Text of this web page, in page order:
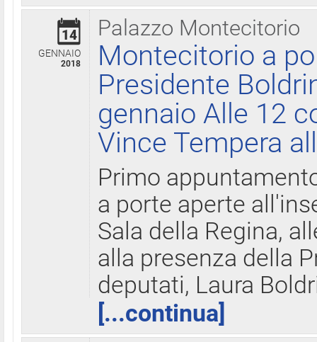
Palazzo Montecitorio
14
GENNAIO
2018
Montecitorio a
Presidente
gennaio Alle 12
Vince Tempera
Primo
a porte aperte
Sala della Regina,
alla presenza della
deputati, Laura
[...continua]